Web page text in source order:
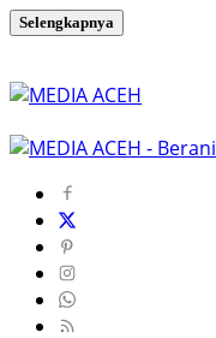
Selengkapnya